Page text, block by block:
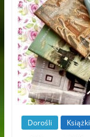
Dorośli Książki